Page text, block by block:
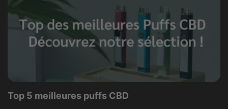
Top 5 meilleures puffs CBD